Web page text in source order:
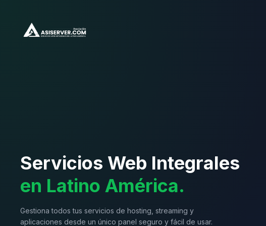
Servicios Web Integrales
en Latino América.
Gestiona todos tus servicios de hosting, streaming y
aplicaciones desde un único panel seguro y fácil de usar.